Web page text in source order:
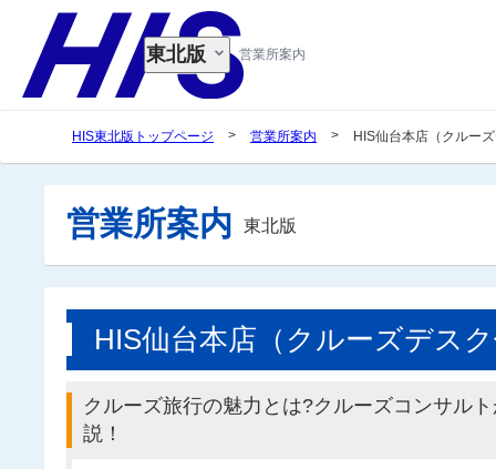
営業所案内
東北版
HIS東北版トップページ > 営業所案内 > HIS仙台本店（クルー
営業所案内 東北版
HIS仙台本店（クルーズデス
クルーズ旅行の魅力とは?クルーズコンサル
説！